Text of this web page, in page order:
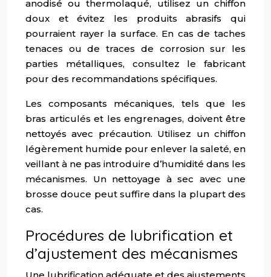
anodisé ou thermolaqué, utilisez un chiffon
doux et évitez les produits abrasifs qui
pourraient rayer la surface. En cas de taches
tenaces ou de traces de corrosion sur les
parties métalliques, consultez le fabricant
pour des recommandations spécifiques.
Les composants mécaniques, tels que les
bras articulés et les engrenages, doivent être
nettoyés avec précaution. Utilisez un chiffon
légèrement humide pour enlever la saleté, en
veillant à ne pas introduire d’humidité dans les
mécanismes. Un nettoyage à sec avec une
brosse douce peut suffire dans la plupart des
cas.
Procédures de lubrification et
d’ajustement des mécanismes